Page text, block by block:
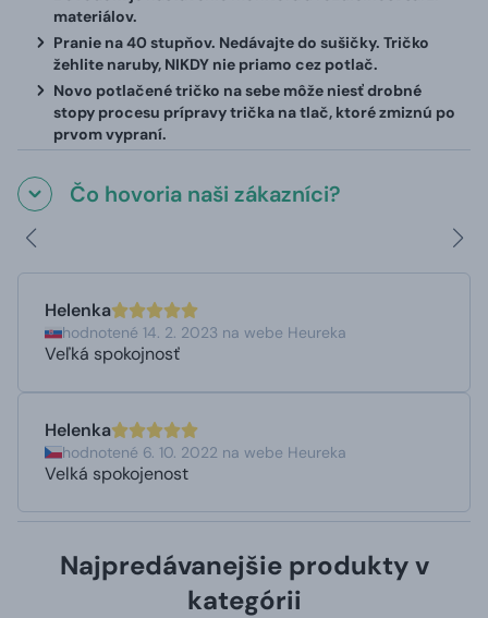
materiálov.
Pranie na 40 stupňov. Nedávajte do sušičky. Tričko
žehlite naruby, NIKDY nie priamo cez potlač.
Novo potlačené tričko na sebe môže niesť drobné
stopy procesu prípravy trička na tlač, ktoré zmiznú po
prvom vypraní.
Čo hovoria naši zákazníci?
Helenka
hodnotené 14. 2. 2023 na webe Heureka
Veľká spokojnosť
Helenka
hodnotené 6. 10. 2022 na webe Heureka
Velká spokojenost
Najpredávanejšie produkty v
kategórii